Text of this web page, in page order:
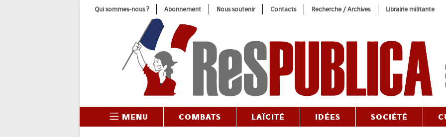
Qui sommes-nous ? Abonnement Nous soutenir Contacts Recherche / Archives Librairie militante
MENU COMBATS LAÏCITÉ IDÉES SOCIÉTÉ